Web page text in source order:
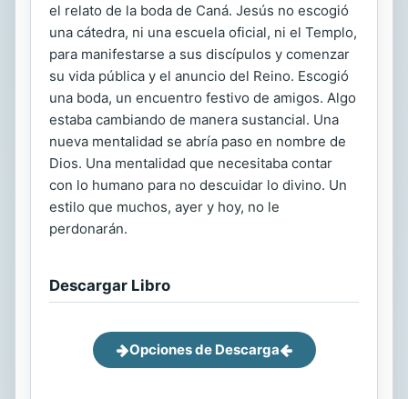
el relato de la boda de Caná. Jesús no escogió
una cátedra, ni una escuela oficial, ni el Templo,
para manifestarse a sus discípulos y comenzar
su vida pública y el anuncio del Reino. Escogió
una boda, un encuentro festivo de amigos. Algo
estaba cambiando de manera sustancial. Una
nueva mentalidad se abría paso en nombre de
Dios. Una mentalidad que necesitaba contar
con lo humano para no descuidar lo divino. Un
estilo que muchos, ayer y hoy, no le
perdonarán.
Descargar Libro
Opciones de Descarga